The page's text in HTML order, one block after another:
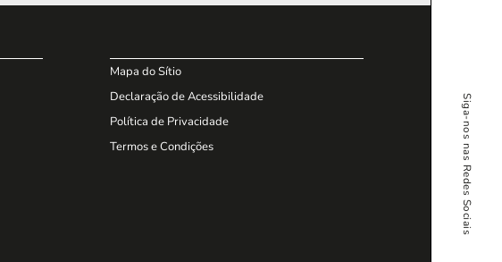
Siga-nos nas Redes Sociais
Mapa do Sítio
Declaração de Acessibilidade
Política de Privacidade
Termos e Condições